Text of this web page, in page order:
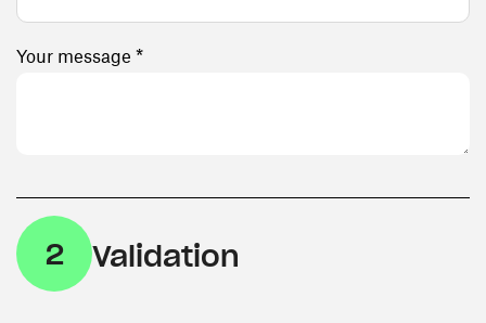
Your message *
2 Validation